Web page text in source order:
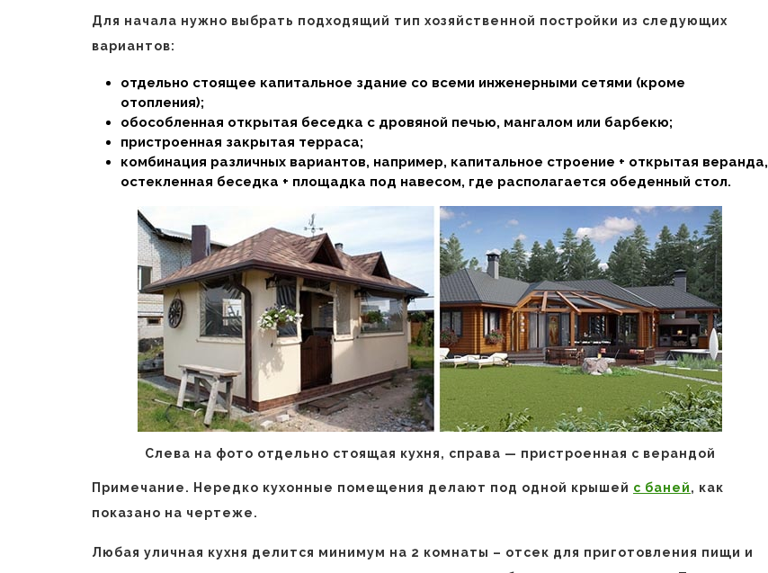
Для начала нужно выбрать подходящий тип хозяйственной постройки из следующих
вариантов:
отдельно стоящее капитальное здание со всеми инженерными сетями (кроме
отопления);
обособленная открытая беседка с дровяной печью, мангалом или барбекю;
пристроенная закрытая терраса;
комбинация различных вариантов, например, капитальное строение + открытая веранда,
остекленная беседка + площадка под навесом, где располагается обеденный стол.
Слева на фото отдельно стоящая кухня, справа — пристроенная с верандой
Примечание. Нередко кухонные помещения делают под одной крышей с баней, как
показано на чертеже.
Любая уличная кухня делится минимум на 2 комнаты – отсек для приготовления пищи и